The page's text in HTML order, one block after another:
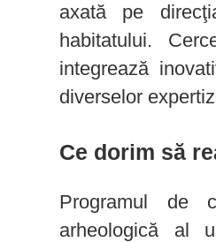
axată pe
habitatului.
integrează
diverselor
Ce dorim să
Programul de
arheologică al